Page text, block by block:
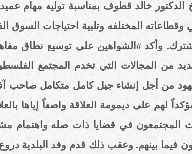
الدكتور خالد قطوف بمناسبة توليه مهام
المختلفه وتلبية احتياجات السوق
وأكد #الشواهين على توسيع نطاق
من المجالات التي تخدم المجتمع
من أجل إنشاء جيل كامل متكامل صاحب
لهم على ديمومة العلاقة واصفاً إياها
المجتمعون في قضايا ذات صله واهتمام
فيما بينهم. وعقب ذلك قدم وفد البلدية دروع